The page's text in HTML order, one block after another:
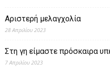
Αριστερή μελαγχολία
28 Απριλίου 2023
Στη γη είμαστε πρόσκαιρα
7 Απριλίου 2023